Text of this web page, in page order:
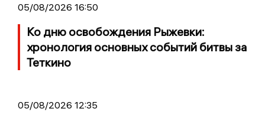
05/08/2026 16:50
Ко дню освобождения Рыжевки:
хронология основных событий битвы за
Теткино
05/08/2026 12:35